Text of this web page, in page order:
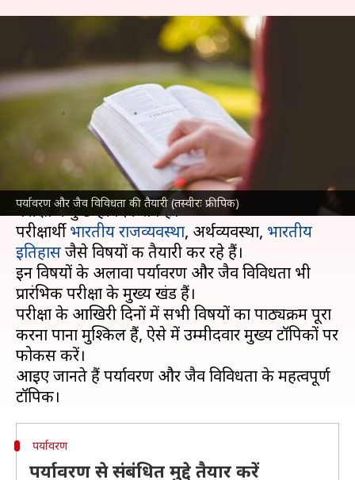
पर्यावरण और जैव विविधता की तैयारी (तस्वीरः फ्रीपिक)
UPSC प्रारंभिक परीक्षा के लिए बेहद
महत्वपूर्ण हैं पर्यावरण और जैव
विविधता के ये टॉपिक
May 22, 2023 09:25 pm
क्या है खबर?
संघ लोक सेवा आयोग (UPSC) की सिविल सेवा प्रारंभिक
परीक्षा में कुछ ही दिन शेष हैं।
परीक्षार्थीभारतीय राजव्यवस्था, अर्थव्यवस्था, भारतीय
इतिहासजैसे विषयों की तैयारी कर रहे हैं।
इन विषयों के अलावा पर्यावरण और जैव विविधता भी
प्रारंभिक परीक्षा के मुख्य खंड हैं।
परीक्षा के आखिरी दिनों में सभी विषयों का पाठ्यक्रम पूरा
करना पाना मुश्किल हैं, ऐसे में उम्मीदवार मुख्य टॉपिकों पर
फोकस करें।
आइए जानते हैं पर्यावरण और जैव विविधता के महत्वपूर्ण
पर्यावरण
पर्यावरण से संबंधित मुद्दे तैयार करें